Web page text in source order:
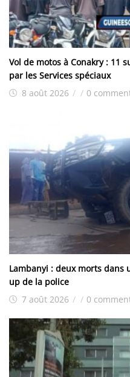
Vol de motos à Conakry : 11
par les Services spéciaux
8 août 2026 / / 0
Lambanyi : deux morts
up de la police
7 août 2026 / / 0